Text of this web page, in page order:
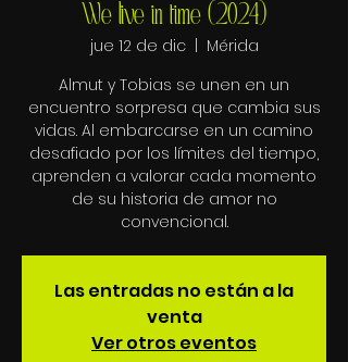
We live in time (2024)
jue 12 de dic
  |
Mérida
Almut y Tobias se unen en un
encuentro sorpresa que cambia sus
vidas. Al embarcarse en un camino
desafiado por los límites del tiempo,
aprenden a valorar cada momento
de su historia de amor no
convencional.
Las entradas no están a la
venta
Ver otros eventos